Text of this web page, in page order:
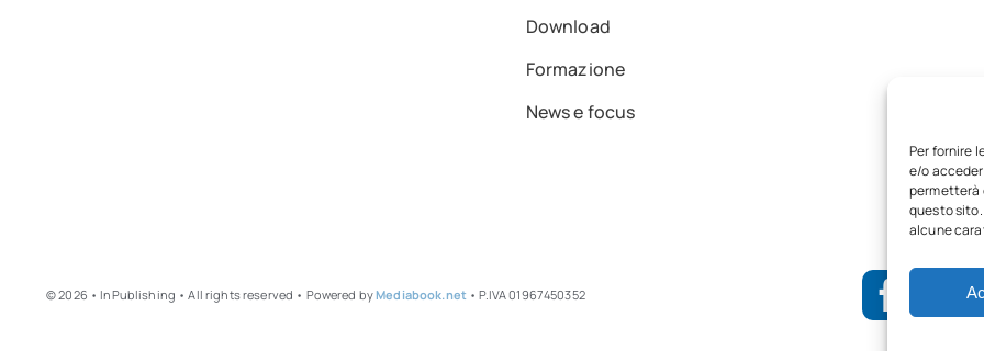
Per fornire
e/o
permetterà
questo
alcune
Download
Formazione
News e focus
© 2026 • InPublishing • All rights reserved • Powered byMediabook.net • P.IVA 01967450352